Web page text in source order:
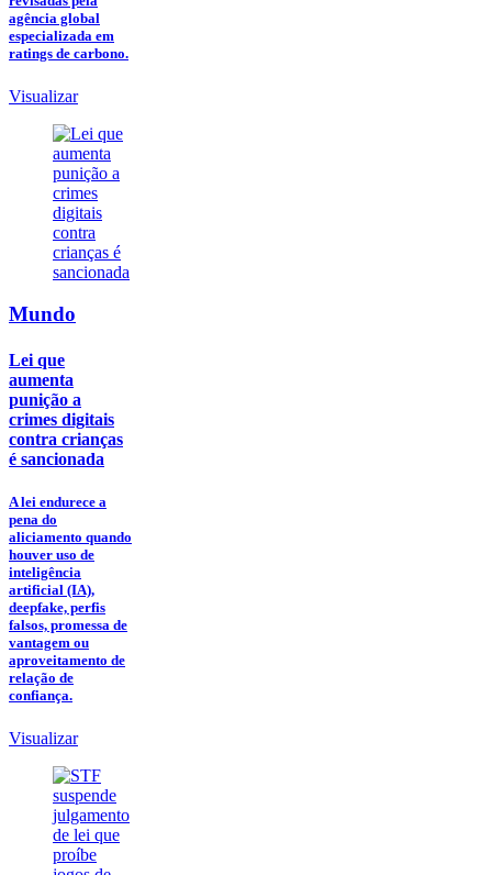
agência global
especializada em
ratings de carbono.
Visualizar
Mundo
Lei que
aumenta
punição a
crimes digitais
contra crianças
é sancionada
A lei endurece a
pena do
aliciamento quando
houver uso de
inteligência
artificial (IA),
deepfake, perfis
falsos, promessa de
vantagem ou
aproveitamento de
relação de
confiança.
Visualizar